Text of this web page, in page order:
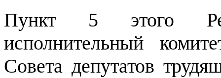
Пункт 5 этого
исполнительный
Совета депутатов